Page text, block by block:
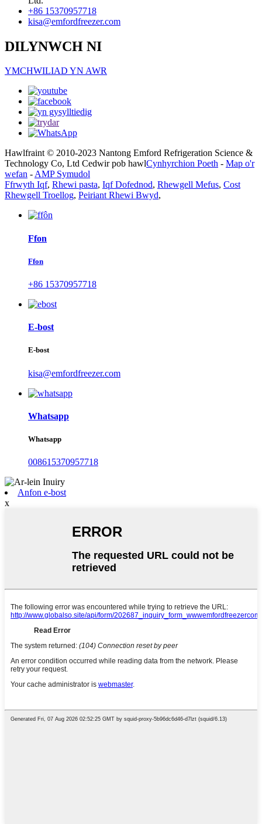
+86 15370957718
kisa@emfordfreezer.com
DILYNWCH NI
YMCHWILIAD YN AWR
Hawlfraint © 2010-2023 Nantong Emford Refrigeration Science &
Technology Co, Ltd Cedwir pob hawlCynhyrchion Poeth - Map o'r
wefan -AMP Symudol
Ffrwyth Iqf, Rhewi pasta, Iqf Dofednod, Rhewgell Mefus, Cost
Rhewgell Troellog, Peiriant Rhewi Bwyd,
Ffon
Ffon
+86 15370957718
E-bost
E-bost
kisa@emfordfreezer.com
Whatsapp
Whatsapp
008615370957718
Anfon e-bost
x